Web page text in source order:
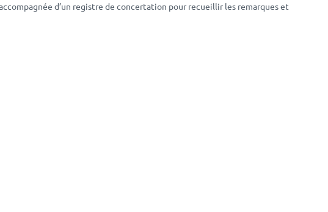
d’un registre de concertation pour recueillir les remarques et